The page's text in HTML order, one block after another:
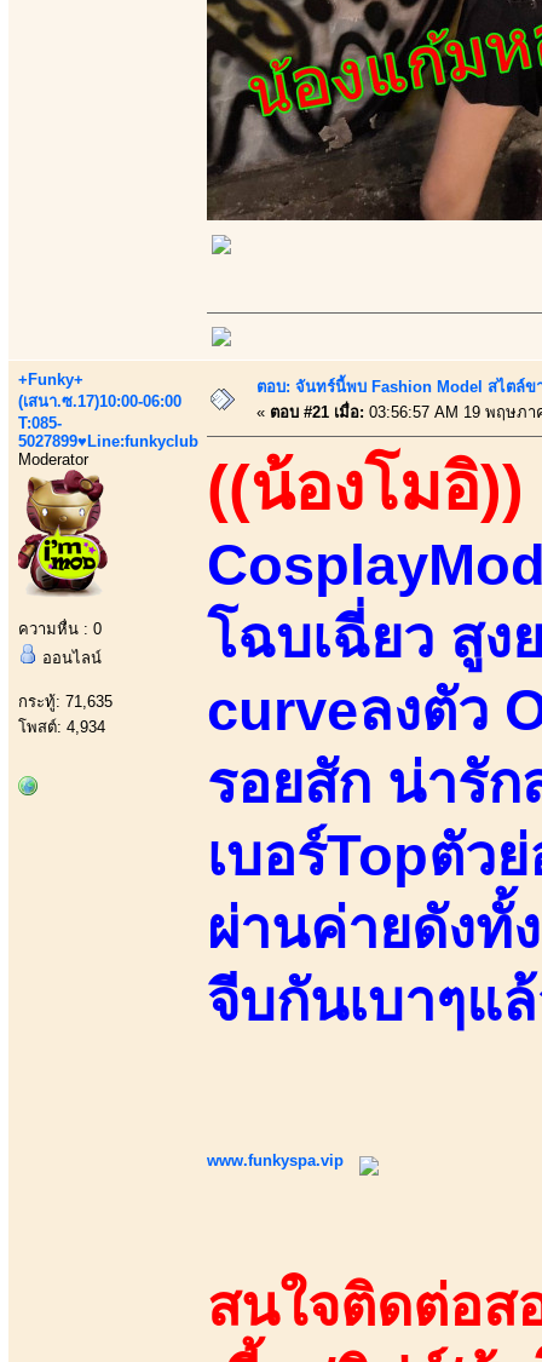
+Funky+
(เสนา.ซ.17)10:00-06:00
T:085-
5027899♥Line:funkyclub
Moderator
ความหื่น : 0
ออนไลน์
กระทู้: 71,635
โพสต์: 4,934
ตอบ: จันทร์นี้พบ Fashion Model สไตล์ข
« ตอบ #21 เมื่อ: 03:56:57 AM 19 พฤษภา
((น้องโมอิ))
โฉบเฉี่ยว สูง
curveลงตัว
รอยสัก น่ารั
เบอร์Topตัว
ผ่านค่ายดังทั้
จีบกันเบาๆแ
www.funkyspa.vip
สนใจติดต่อส